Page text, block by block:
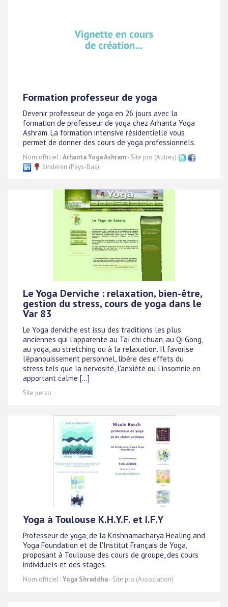
Formation professeur de yoga
Devenir professeur de yoga en 26 jours avec la
formation de professeur de yoga chez Arhanta Yoga
Ashram. La formation intensive résidentielle vous
permet de donner des cours de yoga professionnels.
Nom officiel :Arhanta Yoga Ashram- Site pro (Autres)
Sinderen (Pays-Bas)
Le Yoga Derviche : relaxation, bien-être,
gestion du stress, cours de yoga dans le
Var 83
Le Yoga derviche est issu des traditions les plus
anciennes qui l'apparente au Taï chi chuan, au Qi Gong,
au yoga, au stretching ou à la relaxation. Il favorise
l'épanouissement personnel, libère des effets du
stress tels que la nervosité, l'anxiété ou l'insomnie en
apportant calme [...]
Site perso
Yoga à Toulouse K.H.Y.F. et I.F.Y
Professeur de yoga, de la Krishnamacharya Healing and
Yoga Foundation et de l'Institut Français de Yoga,
proposant à Toulouse des cours de groupe, des cours
individuels et des stages.
Nom officiel :Yoga Shraddha- Site pro (Association)